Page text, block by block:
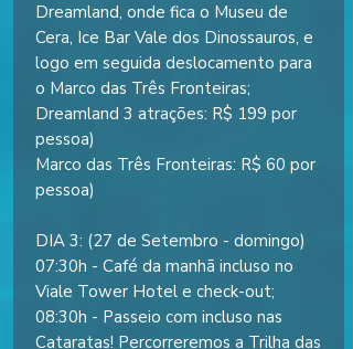
Dreamland, onde fica o Museu de
Cera, Ice Bar Vale dos Dinossauros, e
logo em seguida deslocamento para
o Marco das Três Fronteiras;
Dreamland 3 atrações: R$ 199 por
pessoa)
Marco das Três Fronteiras: R$ 60 por
pessoa)
DIA 3: (27 de Setembro - domingo)
07:30h - Café da manhã incluso no
Viale Tower Hotel e check-out;
08:30h - Passeio com incluso nas
Cataratas! Percorreremos a Trilha das